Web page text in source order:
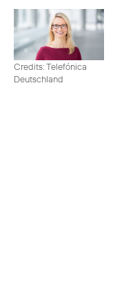
Credits: Telefónica
Deutschland